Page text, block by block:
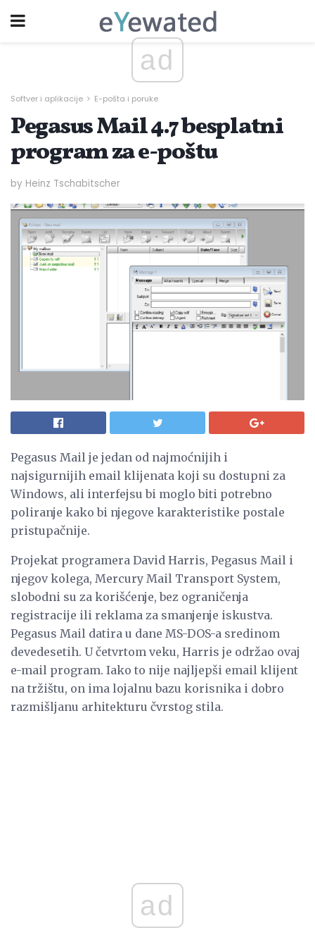
ad
Softver i aplikacije E-pošta i poruke
Pegasus Mail 4.7 besplatni
program za e-poštu
by Heinz Tschabitscher
Pegasus Mail je jedan od najmoćnijih i
najsigurnijih email klijenata koji su dostupni za
Windows, ali interfejsu bi moglo biti potrebno
poliranje kako bi njegove karakteristike postale
pristupačnije.
Projekat programera David Harris, Pegasus Mail i
njegov kolega, Mercury Mail Transport System,
slobodni su za korišćenje, bez ograničenja
registracije ili reklama za smanjenje iskustva.
Pegasus Mail datira u dane MS-DOS-a sredinom
devedesetih. U četvrtom veku, Harris je održao ovaj
e-mail program. Iako to nije najljepši email klijent
na tržištu, on ima lojalnu bazu korisnika i dobro
razmišljanu arhitekturu čvrstog stila.
ad